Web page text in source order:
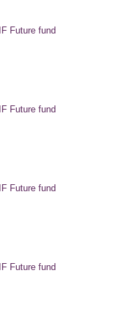
Future fund
Future fund
Future fund
Future fund